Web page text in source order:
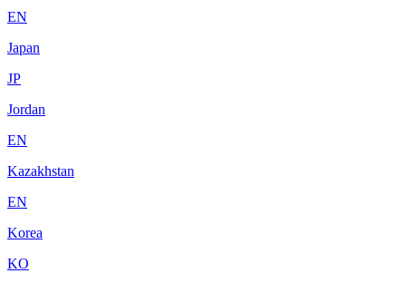
EN
Japan
JP
Jordan
EN
Kazakhstan
EN
Korea
KO